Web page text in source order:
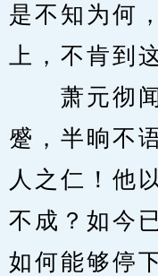
是不知为何
上，不肯到
萧元彻闻
蹙，半晌不
人之仁！他
不成？如今
如何能够停